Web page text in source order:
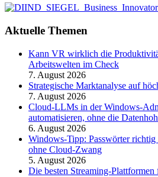
Aktuelle Themen
Kann VR wirklich die
Arbeitswelten im Check
7. August 2026
Strategische Marktanalyse auf
7. August 2026
Cloud-LLMs in der Windows-
automatisieren, ohne die
6. August 2026
Windows-Tipp: Passwörter
ohne Cloud-Zwang
5. August 2026
Die besten Streaming-